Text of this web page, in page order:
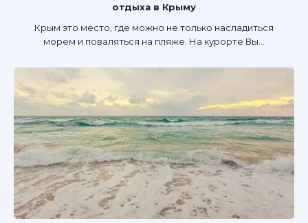
отдыха в Крыму
Крым это место, где можно не только насладиться
морем и поваляться на пляже. На курорте Вы...